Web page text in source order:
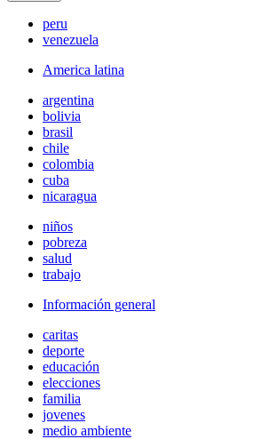
peru
venezuela
America latina
argentina
bolivia
brasil
chile
colombia
cuba
nicaragua
niños
pobreza
salud
trabajo
Información general
caritas
deporte
educación
elecciones
familia
jovenes
medio ambiente